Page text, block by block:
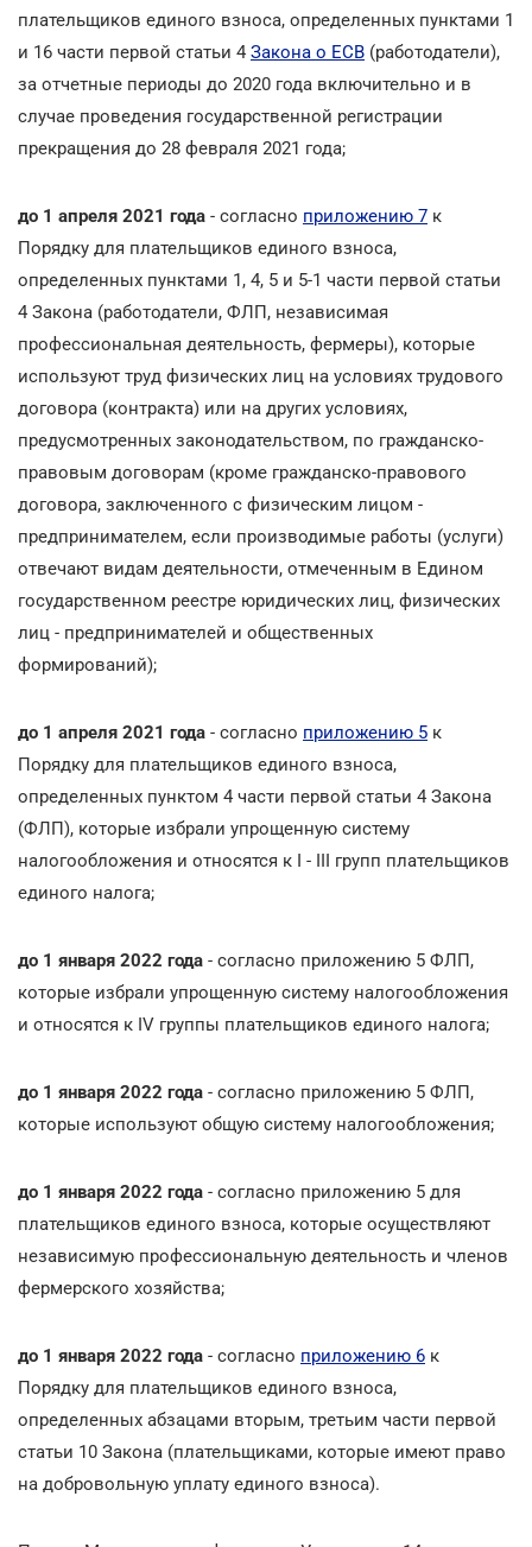
плательщиков единого взноса, определенных пунктами 1
и 16 части первой статьи 4 Закона о ЕСВ (работодатели),
за отчетные периоды до 2020 года включительно и в
случае проведения государственной регистрации
прекращения до 28 февраля 2021 года;
до 1 апреля 2021 года - согласно приложению 7 к
Порядку для плательщиков единого взноса,
определенных пунктами 1, 4, 5 и 5-1 части первой статьи
4 Закона (работодатели, ФЛП, независимая
профессиональная деятельность, фермеры), которые
используют труд физических лиц на условиях трудового
договора (контракта) или на других условиях,
предусмотренных законодательством, по гражданско-
правовым договорам (кроме гражданско-правового
договора, заключенного с физическим лицом -
предпринимателем, если производимые работы (услуги)
отвечают видам деятельности, отмеченным в Едином
государственном реестре юридических лиц, физических
лиц - предпринимателей и общественных
формирований);
до 1 апреля 2021 года - согласно приложению 5 к
Порядку для плательщиков единого взноса,
определенных пунктом 4 части первой статьи 4 Закона
(ФЛП), которые избрали упрощенную систему
налогообложения и относятся к I - III групп плательщиков
единого налога;
до 1 января 2022 года - согласно приложению 5 ФЛП,
которые избрали упрощенную систему налогообложения
и относятся к IV группы плательщиков единого налога;
до 1 января 2022 года - согласно приложению 5 ФЛП,
которые используют общую систему налогообложения;
до 1 января 2022 года - согласно приложению 5 для
плательщиков единого взноса, которые осуществляют
независимую профессиональную деятельность и членов
фермерского хозяйства;
до 1 января 2022 года - согласно приложению 6 к
Порядку для плательщиков единого взноса,
определенных абзацами вторым, третьим части первой
статьи 10 Закона (плательщиками, которые имеют право
на добровольную уплату единого взноса).